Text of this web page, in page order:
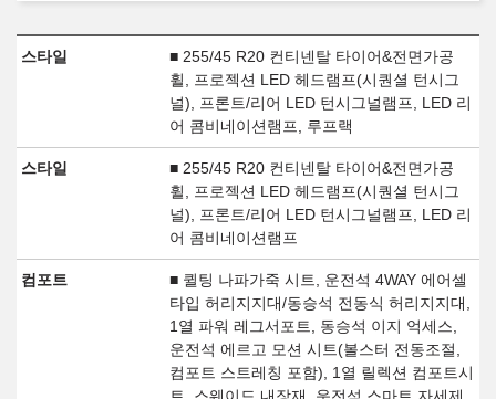
스타일
■ 255/45 R20 컨티넨탈 타이어&전면가공
휠, 프로젝션 LED 헤드램프(시퀀셜 턴시그
널), 프론트/리어 LED 턴시그널램프, LED 리
어 콤비네이션램프, 루프랙
스타일
■ 255/45 R20 컨티넨탈 타이어&전면가공
휠, 프로젝션 LED 헤드램프(시퀀셜 턴시그
널), 프론트/리어 LED 턴시그널램프, LED 리
어 콤비네이션램프
컴포트
■ 퀼팅 나파가죽 시트, 운전석 4WAY 에어셀
타입 허리지지대/동승석 전동식 허리지지대,
1열 파워 레그서포트, 동승석 이지 억세스,
운전석 에르고 모션 시트(볼스터 전동조절,
컴포트 스트레칭 포함), 1열 릴렉션 컴포트시